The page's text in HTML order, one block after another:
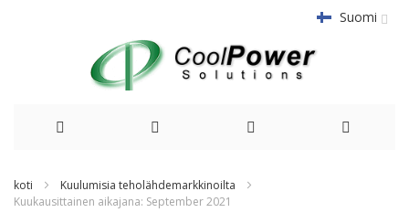
Suomi
sisältöön
koti
Kuulumisia teholähdemarkkinoilta
Kuukausittainen aikajana: September 2021